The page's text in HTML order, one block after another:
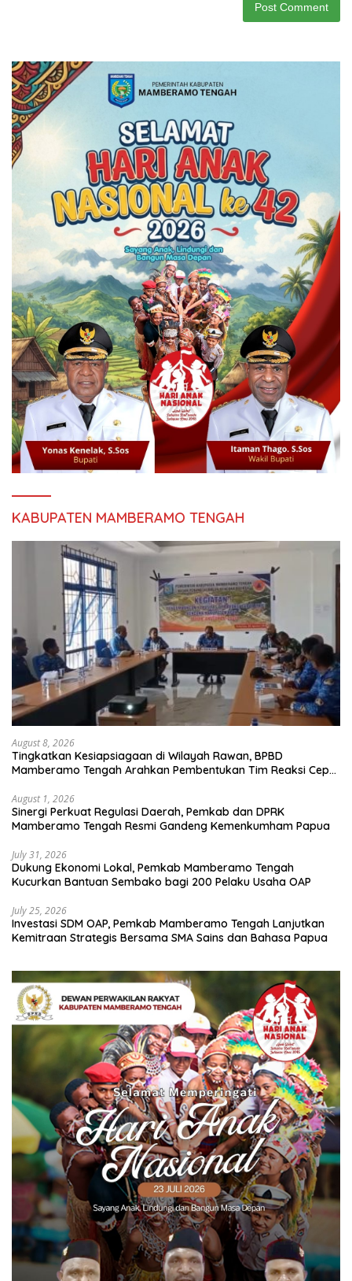
KABUPATEN MAMBERAMO TENGAH
August 8, 2026
Tingkatkan Kesiapsiagaan di Wilayah Rawan, BPBD
Mamberamo Tengah Arahkan Pembentukan Tim Reaksi Cepat
August 1, 2026
Sinergi Perkuat Regulasi Daerah, Pemkab dan DPRK
Mamberamo Tengah Resmi Gandeng Kemenkumham Papua
July 31, 2026
Dukung Ekonomi Lokal, Pemkab Mamberamo Tengah
Kucurkan Bantuan Sembako bagi 200 Pelaku Usaha OAP
July 25, 2026
Investasi SDM OAP, Pemkab Mamberamo Tengah Lanjutkan
Kemitraan Strategis Bersama SMA Sains dan Bahasa Papua